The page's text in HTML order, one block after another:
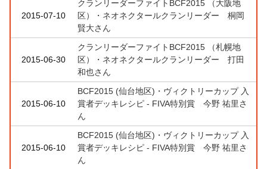
2015-07-10
クランリーダーファイトBCF2015 （大阪地
区）・ネオネクタールクランリーダー 桐岡
賢大さん
2015-06-30
クランリーダーファイトBCF2015 （札幌地
区）・ネオネクタールクランリーダー 打田
和也さん
2015-06-10
BCF2015 (仙台地区)・ヴィクトリーカップ 入
賞者デッキレシピ - FIVA特別賞 今野 祐里さ
ん
2015-06-10
BCF2015 (仙台地区)・ヴィクトリーカップ 入
賞者デッキレシピ - FIVA特別賞 今野 祐里さ
ん